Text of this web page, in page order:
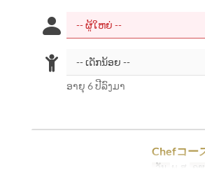
ອາຍຸ 6 ປີລົງມາ
Chefコー
ວັນ ພ, ສູ ຄ